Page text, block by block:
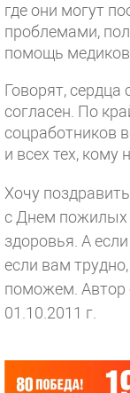
где они могут
проблемами,
помощь
Говорят,
согласен. По
соцработников
и всех тех,
Хочу
с Днем пожилых
здоровья. А
если вам
поможем. Автор
01.10.2011 г.